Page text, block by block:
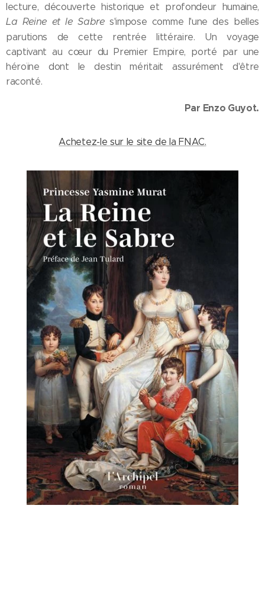
lecture, découverte historique et profondeur humaine,
La Reine et le Sabres'impose comme l'une des belles
parutions de cette rentrée littéraire. Un voyage
captivant au cœur du Premier Empire, porté par une
héroïne dont le destin méritait assurément d'être
raconté.
Par Enzo Guyot.
Achetez-le sur le site de la FNAC.